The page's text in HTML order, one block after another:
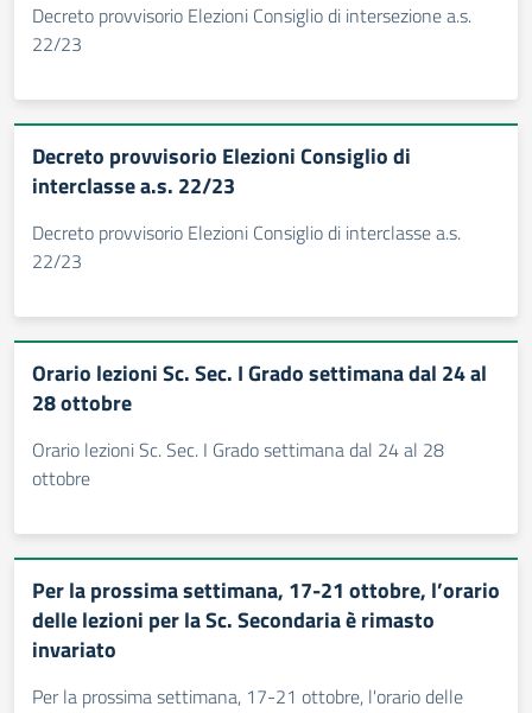
Decreto provvisorio Elezioni Consiglio di intersezione a.s.
22/23
Decreto provvisorio Elezioni Consiglio di
interclasse a.s. 22/23
Decreto provvisorio Elezioni Consiglio di interclasse a.s.
22/23
Orario lezioni Sc. Sec. I Grado settimana dal 24 al
28 ottobre
Orario lezioni Sc. Sec. I Grado settimana dal 24 al 28
ottobre
Per la prossima settimana, 17-21 ottobre, l’orario
delle lezioni per la Sc. Secondaria è rimasto
invariato
Per la prossima settimana, 17-21 ottobre, l'orario delle